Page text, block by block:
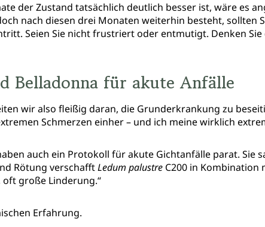
der Zustand tatsächlich deutlich besser ist, wäre es
nach diesen drei Monaten weiterhin besteht, sollten
Seien Sie nicht frustriert oder entmutigt. Denken Sie
Belladonna für akute Anfälle
wir also fleißig daran, die Grunderkrankung zu
Schmerzen einher – und ich meine wirklich
auch ein Protokoll für akute Gichtanfälle parat. Sie
Rötung verschafftLedum palustre C200 in Kombination
große Linderung.“
Erfahrung.